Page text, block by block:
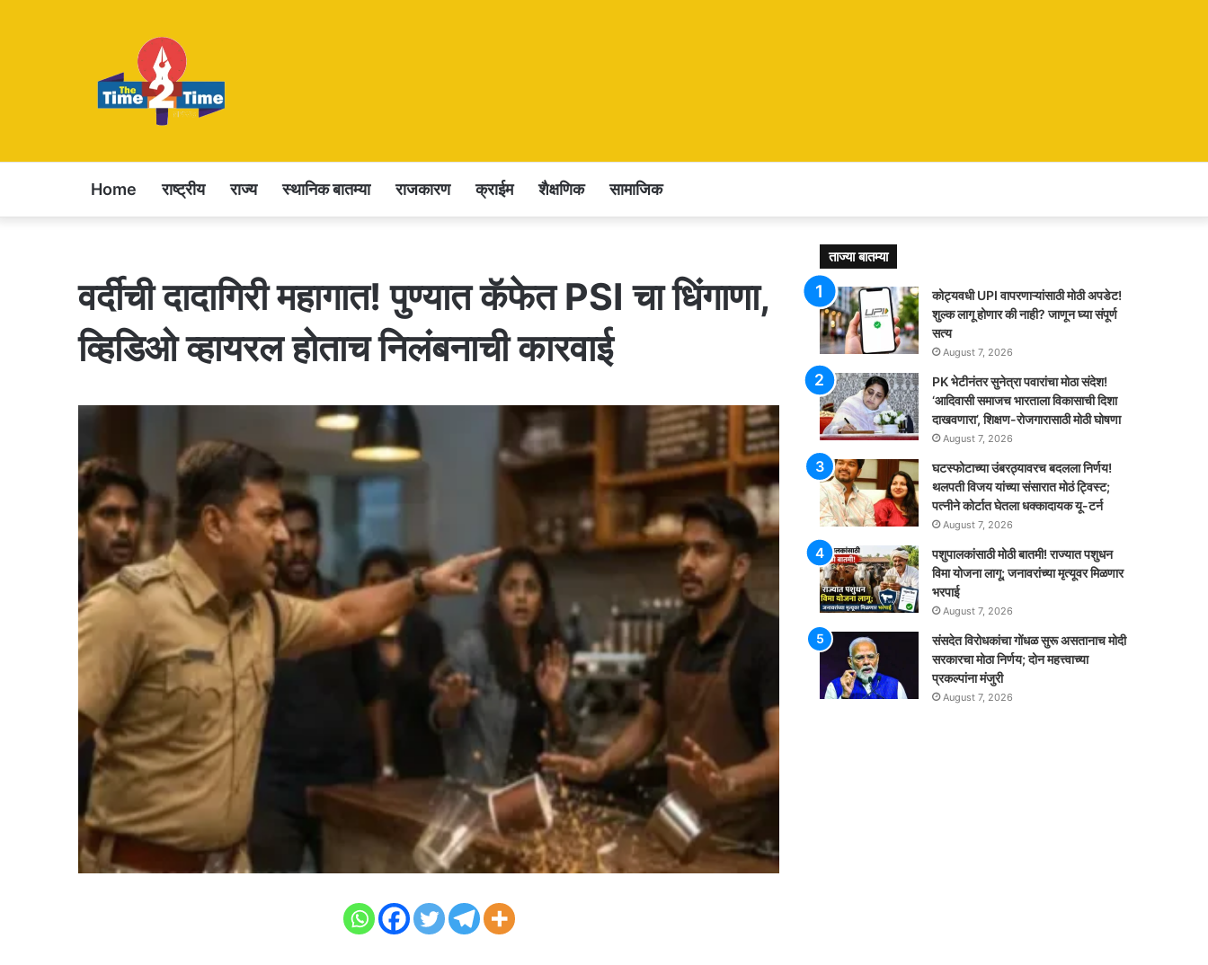
Home राष्ट्रीय राज्य स्थानिक बातम्या राजकारण क्राईम शैक्षणिक सामाजिक
वर्दीची दादागिरी महागात! पुण्यात कॅफेत PSI चा धिंगाणा,
व्हिडिओ व्हायरल होताच निलंबनाची कारवाई
ताज्या बातम्या
कोट्यवधी UPI वापरणाऱ्यांसाठी मोठी अपडेट!
शुल्क लागू होणार की नाही? जाणून घ्या संपूर्ण
सत्य
August 7, 2026
PK भेटीनंतर सुनेत्रा पवारांचा मोठा संदेश!
‘आदिवासी समाजच भारताला विकासाची दिशा
दाखवणारा’, शिक्षण-रोजगारासाठी मोठी घोषणा
August 7, 2026
घटस्फोटाच्या उंबरठ्यावरच बदलला निर्णय!
थलपती विजय यांच्या संसारात मोठं ट्विस्ट;
पत्नीने कोर्टात घेतला धक्कादायक यू-टर्न
August 7, 2026
पशुपालकांसाठी मोठी बातमी! राज्यात पशुधन
विमा योजना लागू; जनावरांच्या मृत्यूवर मिळणार
भरपाई
August 7, 2026
संसदेत विरोधकांचा गोंधळ सुरू असतानाच मोदी
सरकारचा मोठा निर्णय; दोन महत्त्वाच्या
प्रकल्पांना मंजुरी
August 7, 2026